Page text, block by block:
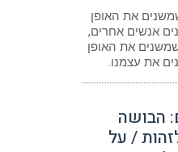
את האופן
אנשים אחרים,
שמשנים את האופן
את עצמנו.
הבושה
/ על